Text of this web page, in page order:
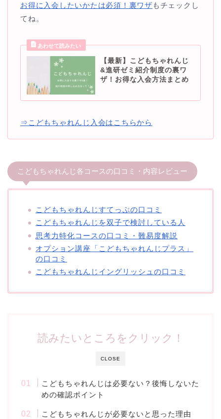
お得に入会したいかたは必須！裏ワザ もチェックし
てね。
【最新】こどもちゃれんじ
&進研ゼミ紹介制度の裏ワ
ザ！お得な入会方法まとめ
⇒こどもちゃれんじ入会はこちらから
こどもちゃれんじ各コースの口コミ・内容レビュー
こどもちゃれんじすてっぷの口コミ
こどもちゃれんじを双子で検討している人
思考力特化コースの口コミ・難易度解説
オプション講座「こどもちゃれんじプラス」
の口コミ
こどもちゃれんじイングリッシュの口コミ
CLOSE
読みたいところをクリック！
こどもちゃれんじは必要ない？後悔しないた
めの確認ポイント
こどもちゃれんじが必要ないと思った理由